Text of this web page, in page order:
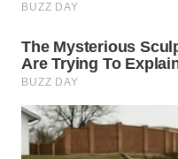
LABUANBAJO
WN
BORNEO
Wahana